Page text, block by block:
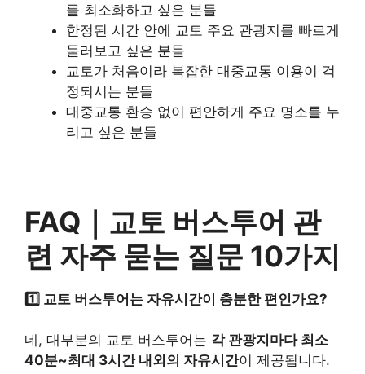
를 최소화하고 싶은 분들
한정된 시간 안에 교토 주요 관광지를 빠르게
둘러보고 싶은 분들
교토가 처음이라 복잡한 대중교통 이용이 걱
정되시는 분들
대중교통 환승 없이 편안하게 주요 명소를 누
리고 싶은 분들
FAQ｜교토 버스투어 관
련 자주 묻는 질문 10가지
1️⃣ 교토 버스투어는 자유시간이 충분한 편인가요?
네, 대부분의 교토 버스투어는 각 관광지마다 최소
40분~최대 3시간 내외의 자유시간이 제공됩니다.